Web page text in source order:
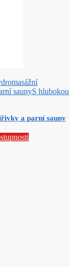
saunyS hlubokou
a parní sauny